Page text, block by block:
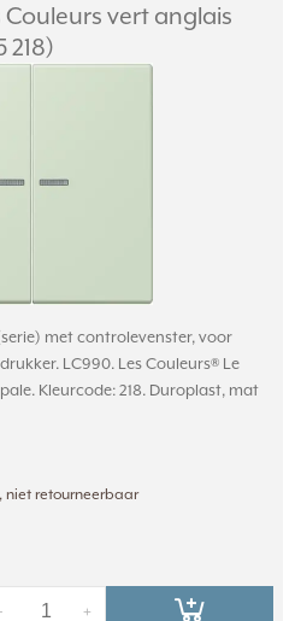
vert anglais
218)
met controlevenster, voor
LC990. Les Couleurs® Le
Kleurcode: 218. Duroplast, mat
niet retourneerbaar
+
-